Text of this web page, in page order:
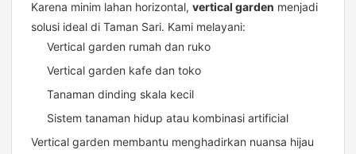
Karena minim lahan horizontal, vertical garden menjadi
solusi ideal di Taman Sari. Kami melayani:
Vertical garden rumah dan ruko
Vertical garden kafe dan toko
Tanaman dinding skala kecil
Sistem tanaman hidup atau kombinasi artificial
Vertical garden membantu menghadirkan nuansa hijau